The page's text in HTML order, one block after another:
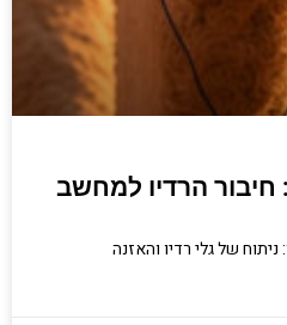
של גלי רדיו והאזנה